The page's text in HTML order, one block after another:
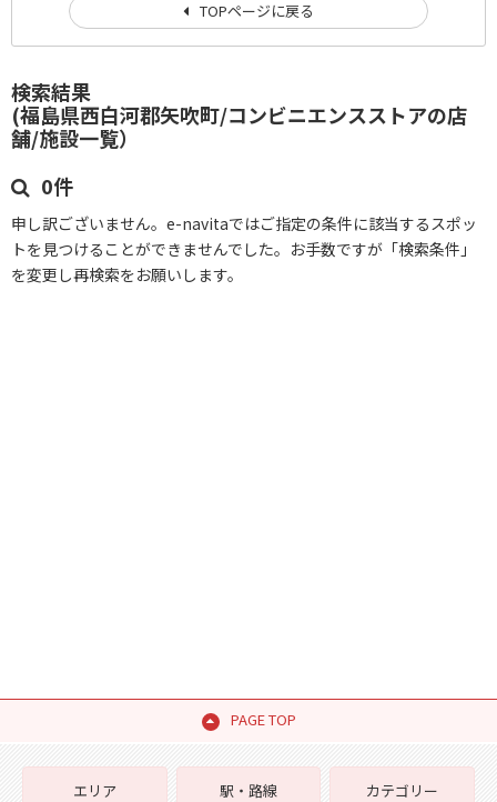
検索結果
(福島県西白河郡矢吹町/コンビニエンスストアの店
舗/施設一覧）
0件
申し訳ございません。e-navitaではご指定の条件に該当するスポッ
トを見つけることができませんでした。お手数ですが「検索条件」
を変更し再検索をお願いします。
TOPページに戻る
PAGE TOP
エリア
駅・路線
カテゴリー